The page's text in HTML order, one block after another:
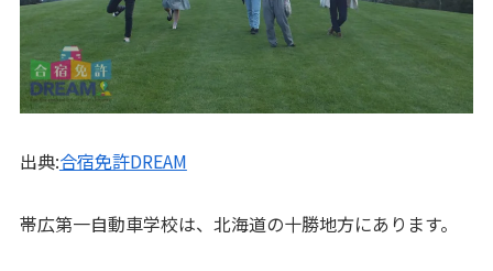
出典:合宿免許DREAM
帯広第一自動車学校は、北海道の十勝地方にあります。